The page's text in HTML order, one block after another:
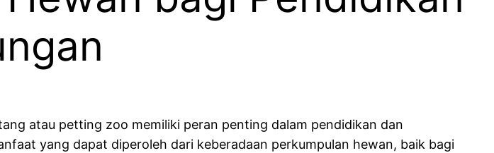
atau petting zoo memiliki peran penting dalam pendidikan dan
yang dapat diperoleh dari keberadaan perkumpulan hewan, baik bagi